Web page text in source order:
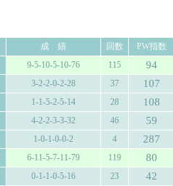
成 績 回数
PW指数
9-5-10-5-10-76 115 94
3-2-2-0-2-28 37 107
1-1-5-2-5-14 28 108
4-2-2-3-3-32 46 59
1-0-1-0-0-2 4 287
6-11-5-7-11-79 119 80
0-1-1-0-5-16 23 42